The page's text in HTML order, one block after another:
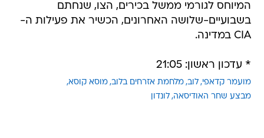
המיוחס לגורמי ממשל בכירים, הצו, שנחתם
בשבועיים-שלושה האחרונים, הכשיר את פעילות ה-
CIA במדינה.
* עדכון ראשון: 21:05
מועמר קדאפי לוב מלחמת אזרחים בלוב מוסא קוסא
מבצע שחר האודיסאה לונדון